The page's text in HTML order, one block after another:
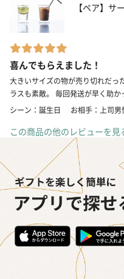
【ペア】サ
喜んでもらえました！
大きいサイズの物が売り切れだっ
ラスも素敵。 毎回発送が早く助か
シーン：誕生日
お相手：上司男
この商品の他のレビューを見